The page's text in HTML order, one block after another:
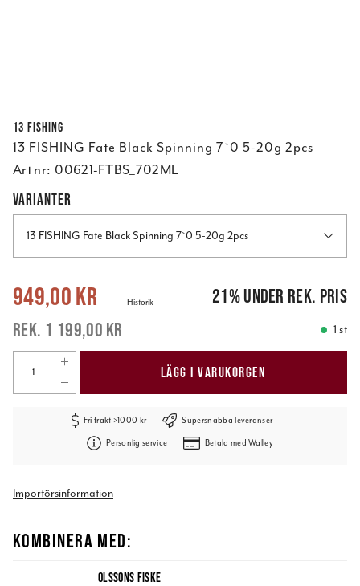
13 FISHING
13 FISHING Fate Black Spinning 7`0 5-20g 2pcs
Art nr: 00621-FTBS_702ML
VARIANTER
13 FISHING Fate Black Spinning 7`0 5-20g 2pcs
Nuvarande pris:949,00 kr 1 199,00 kr
949,00 kr
1 199,00 kr
Historik 21%under rek. pris
1 st
LÄGG I VARUKORGEN
Fri frakt >1000 kr Supersnabba leveranser
Personlig service Betala med Walley
Importörsinformation
KOMBINERA MED:
OLSSONS FISKE